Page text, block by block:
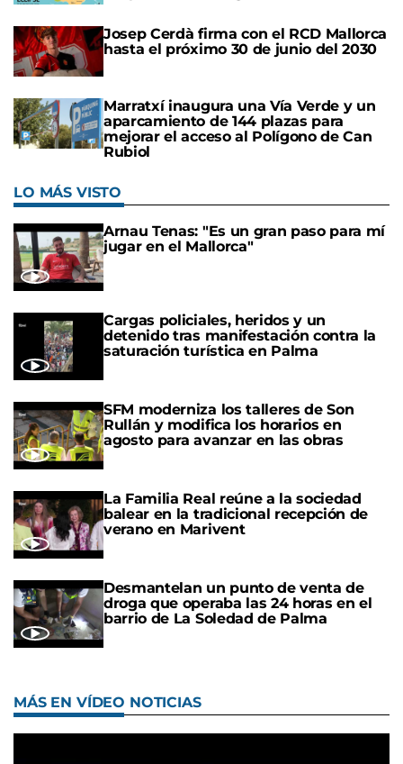
Josep Cerdà firma con el RCD Mallorca
hasta el próximo 30 de junio del 2030
Marratxí inaugura una Vía Verde y un
aparcamiento de 144 plazas para
mejorar el acceso al Polígono de Can
Rubiol
LO MÁS VISTO
Arnau Tenas: "Es un gran paso para mí
jugar en el Mallorca"
Cargas policiales, heridos y un
detenido tras manifestación contra la
saturación turística en Palma
SFM moderniza los talleres de Son
Rullán y modifica los horarios en
agosto para avanzar en las obras
La Familia Real reúne a la sociedad
balear en la tradicional recepción de
verano en Marivent
Desmantelan un punto de venta de
droga que operaba las 24 horas en el
barrio de La Soledad de Palma
MÁS EN VÍDEO NOTICIAS